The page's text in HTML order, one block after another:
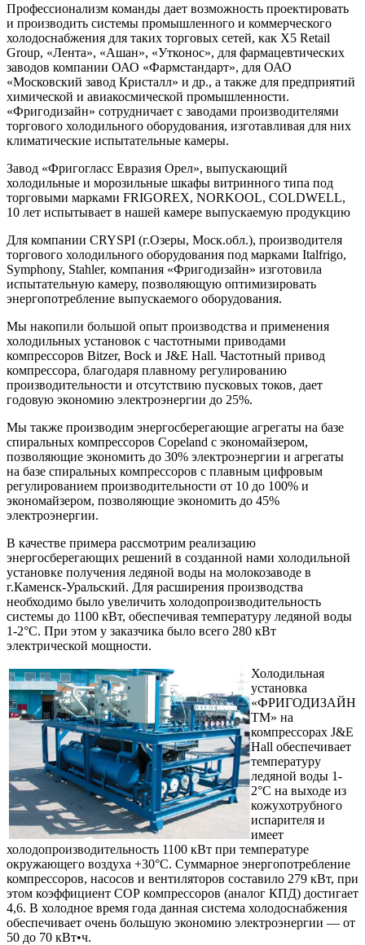
Профессионализм команды дает возможность проектировать
и производить системы промышленного и коммерческого
холодоснабжения для таких торговых сетей, как X5 Retail
Group, «Лента», «Ашан», «Утконос», для фармацевтических
заводов компании ОАО «Фармстандарт», для ОАО
«Московский завод Кристалл» и др., а также для предприятий
химической и авиакосмической промышленности.
«Фригодизайн» сотрудничает с заводами производителями
торгового холодильного оборудования, изготавливая для них
климатические испытательные камеры.
Завод «Фригогласс Евразия Орел», выпускающий
холодильные и морозильные шкафы витринного типа под
торговыми марками FRIGOREX, NORKOOL, COLDWELL,
10 лет испытывает в нашей камере выпускаемую продукцию
Для компании CRYSPI (г.Озеры, Моск.обл.), производителя
торгового холодильного оборудования под марками Italfrigo,
Symphony, Stahler, компания «Фригодизайн» изготовила
испытательную камеру, позволяющую оптимизировать
энергопотребление выпускаемого оборудования.
Мы накопили большой опыт производства и применения
холодильных установок с частотными приводами
компрессоров Bitzer, Bock и J&E Hall. Частотный привод
компрессора, благодаря плавному регулированию
производительности и отсутствию пусковых токов, дает
годовую экономию электроэнергии до 25%.
Мы также производим энергосберегающие агрегаты на базе
спиральных компрессоров Copeland c экономайзером,
позволяющие экономить до 30% электроэнергии и агрегаты
на базе спиральных компрессоров с плавным цифровым
регулированием производительности от 10 до 100% и
экономайзером, позволяющие экономить до 45%
электроэнергии.
В качестве примера рассмотрим реализацию
энергосберегающих решений в созданной нами холодильной
установке получения ледяной воды на молокозаводе в
г.Каменск-Уральский. Для расширения производства
необходимо было увеличить холодопроизводительность
системы до 1100 кВт, обеспечивая температуру ледяной воды
1-2°С. При этом у заказчика было всего 280 кВт
электрической мощности.
Холодильная
установка
«ФРИГОДИЗАЙН
ТМ» на
компрессорах J&E
Hall обеспечивает
температуру
ледяной воды 1-
2°С на выходе из
кожухотрубного
испарителя и
имеет
холодопроизводительность 1100 кВт при температуре
окружающего воздуха +30°С. Суммарное энергопотребление
компрессоров, насосов и вентиляторов составило 279 кВт, при
этом коэффициент СОР компрессоров (аналог КПД) достигает
4,6. В холодное время года данная система холодоснабжения
обеспечивает очень большую экономию электроэнергии — от
50 до 70 кВт•ч.